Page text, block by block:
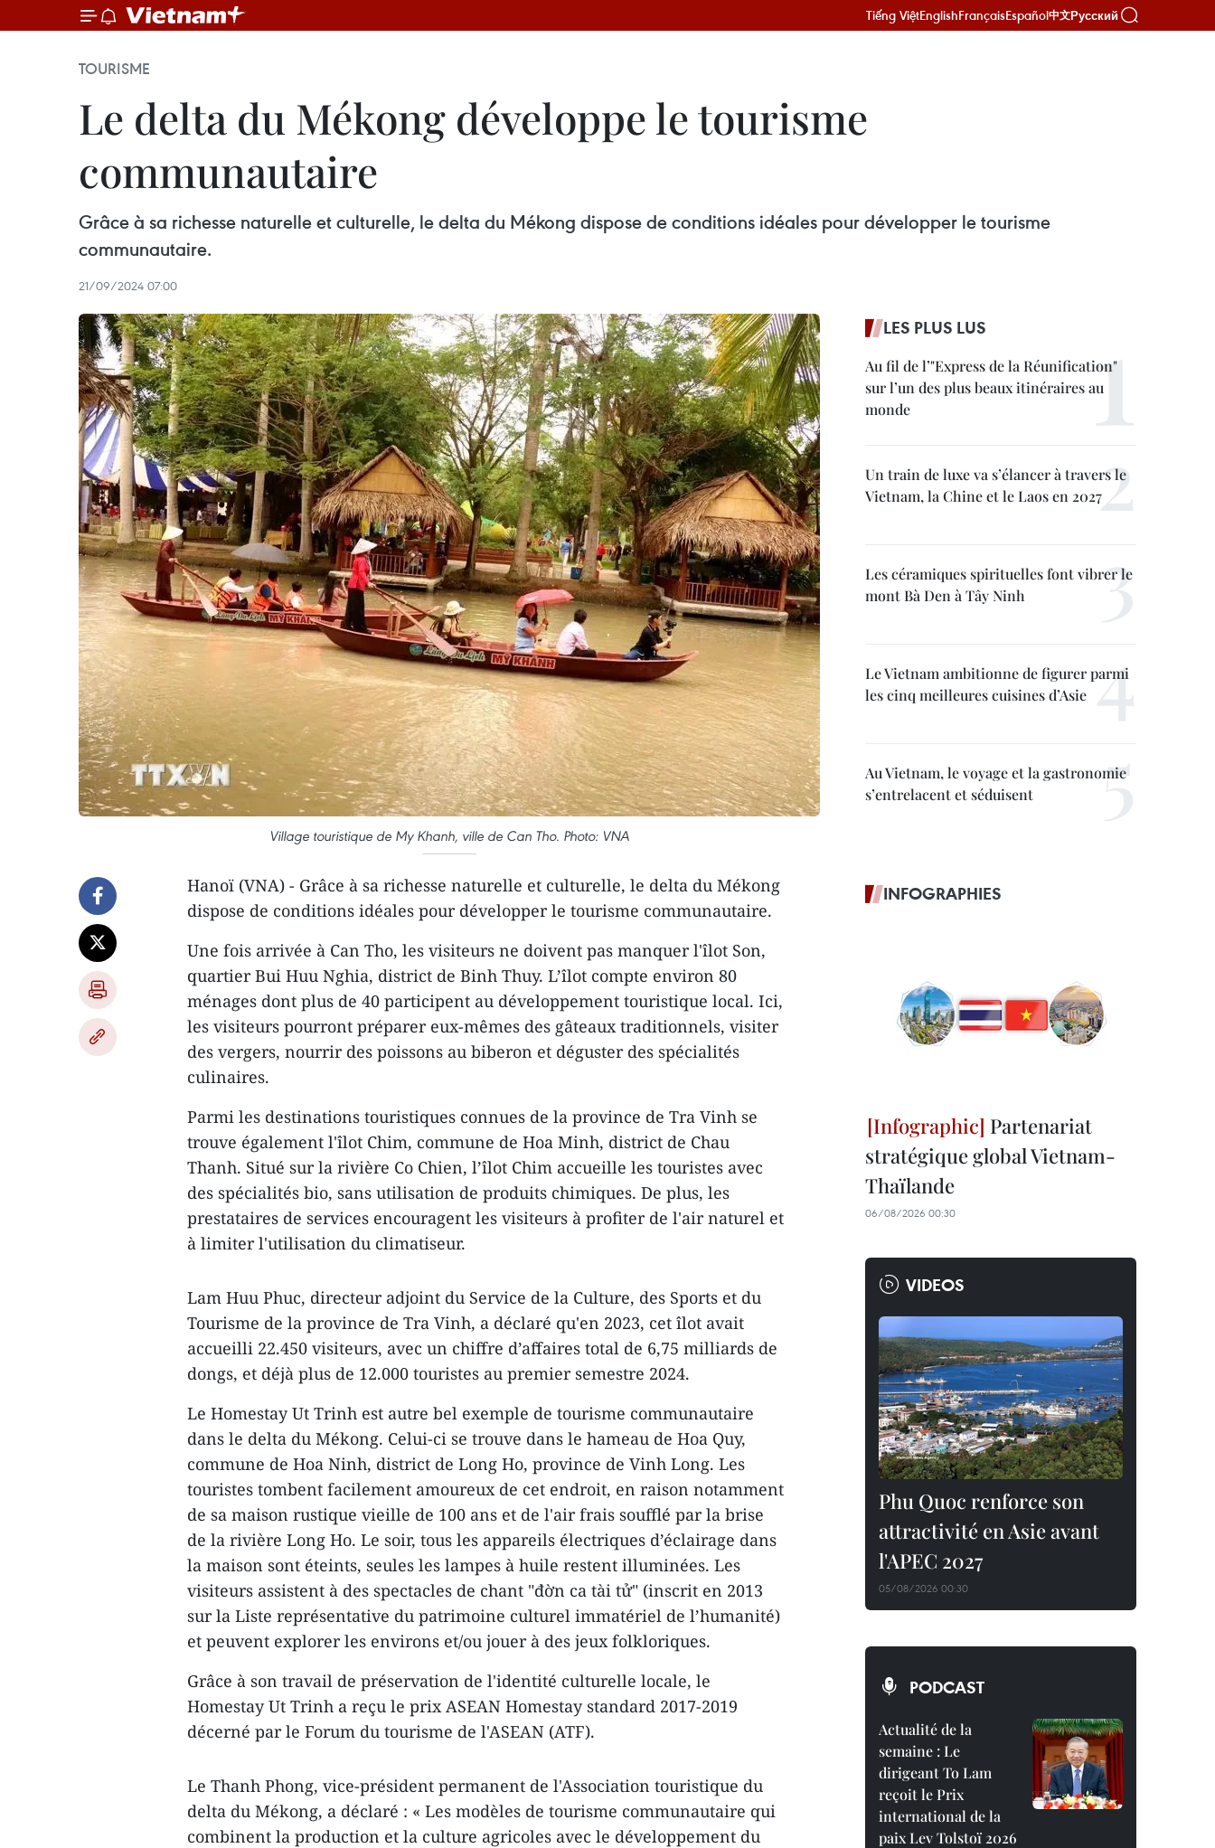
Tiếng ViệtEnglishFrançaisEspañol中文Русский
TOURISME
Le delta du Mékong développe le tourisme
communautaire
Grâce à sa richesse naturelle et culturelle, le delta du Mékong dispose de conditions idéales pour développer le tourisme
communautaire.
21/09/2024 07:00
Village touristique de My Khanh, ville de Can Tho. Photo: VNA
Hanoï (VNA) - Grâce à sa richesse naturelle et culturelle, le delta du Mékong
dispose de conditions idéales pour développer le tourisme communautaire.
Une fois arrivée à Can Tho, les visiteurs ne doivent pas manquer l'îlot Son,
quartier Bui Huu Nghia, district de Binh Thuy. L’îlot compte environ 80
ménages dont plus de 40 participent au développement touristique local. Ici,
les visiteurs pourront préparer eux-mêmes des gâteaux traditionnels, visiter
des vergers, nourrir des poissons au biberon et déguster des spécialités
culinaires.
Parmi les destinations touristiques connues de la province de Tra Vinh se
trouve également l'îlot Chim, commune de Hoa Minh, district de Chau
Thanh. Situé sur la rivière Co Chien, l’îlot Chim accueille les touristes avec
des spécialités bio, sans utilisation de produits chimiques. De plus, les
prestataires de services encouragent les visiteurs à profiter de l'air naturel et
à limiter l'utilisation du climatiseur.
Lam Huu Phuc, directeur adjoint du Service de la Culture, des Sports et du
Tourisme de la province de Tra Vinh, a déclaré qu'en 2023, cet îlot avait
accueilli 22.450 visiteurs, avec un chiffre d’affaires total de 6,75 milliards de
dongs, et déjà plus de 12.000 touristes au premier semestre 2024.
Le Homestay Ut Trinh est autre bel exemple de tourisme communautaire
dans le delta du Mékong. Celui-ci se trouve dans le hameau de Hoa Quy,
commune de Hoa Ninh, district de Long Ho, province de Vinh Long. Les
touristes tombent facilement amoureux de cet endroit, en raison notamment
de sa maison rustique vieille de 100 ans et de l'air frais soufflé par la brise
de la rivière Long Ho. Le soir, tous les appareils électriques d’éclairage dans
la maison sont éteints, seules les lampes à huile restent illuminées. Les
visiteurs assistent à des spectacles de chant "đờn ca tài tử" (inscrit en 2013
sur la Liste représentative du patrimoine culturel immatériel de l’humanité)
et peuvent explorer les environs et/ou jouer à des jeux folkloriques.
Grâce à son travail de préservation de l'identité culturelle locale, le
Homestay Ut Trinh a reçu le prix ASEAN Homestay standard 2017-2019
décerné par le Forum du tourisme de l'ASEAN (ATF).
Le Thanh Phong, vice-président permanent de l'Association touristique du
delta du Mékong, a déclaré : « Les modèles de tourisme communautaire qui
combinent la production et la culture agricoles avec le développement du
LES PLUS LUS
Au fil de l’"Express de la Réunification"
sur l’un des plus beaux itinéraires au
monde
Un train de luxe va s’élancer à travers le
Vietnam, la Chine et le Laos en 2027
Les céramiques spirituelles font vibrer le
mont Bà Den à Tây Ninh
Le Vietnam ambitionne de figurer parmi
les cinq meilleures cuisines d’Asie
Au Vietnam, le voyage et la gastronomie
s’entrelacent et séduisent
INFOGRAPHIES
Partenariat
stratégique global Vietnam-
Thaïlande
06/08/2026 00:30
VIDEOS
Phu Quoc renforce son
attractivité en Asie avant
l'APEC 2027
05/08/2026 00:30
PODCAST
Actualité de la
semaine : Le
dirigeant To Lam
reçoit le Prix
international de la
paix Lev Tolstoï 2026